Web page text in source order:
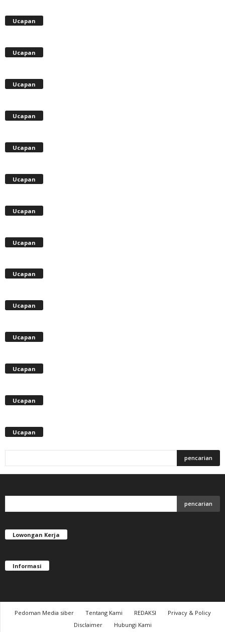
Ucapan
Ucapan
Ucapan
Ucapan
Ucapan
Ucapan
Ucapan
Ucapan
Ucapan
Ucapan
Ucapan
Ucapan
Ucapan
Ucapan
Lowongan Kerja
Informasi
Pedoman Media siber Tentang Kami REDAKSI
Privacy & Policy
Disclaimer
Hubungi Kami